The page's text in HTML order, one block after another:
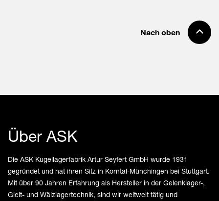
Nach oben
Über ASK
Die ASK Kugellagerfabrik Artur Seyfert GmbH wurde 1931
gegründet und hat ihren Sitz in Korntal-Münchingen bei Stuttgart.
Mit über 90 Jahren Erfahrung als Hersteller in der Gelenklager-,
Gleit- und Wälzlagertechnik, sind wir weltweit tätig und